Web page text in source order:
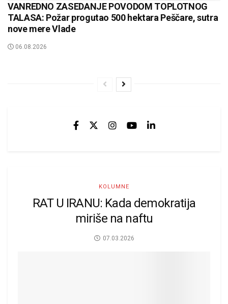
VANREDNO ZASEDANJE POVODOM TOPLOTNOG
TALASA: Požar progutao 500 hektara Peščare, sutra
nove mere Vlade
06.08.2026
KOLUMNE
RAT U IRANU: Kada demokratija
miriše na naftu
07.03.2026